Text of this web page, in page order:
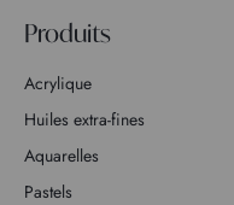
Produits
Acrylique
Huiles extra-fines
Aquarelles
Pastels